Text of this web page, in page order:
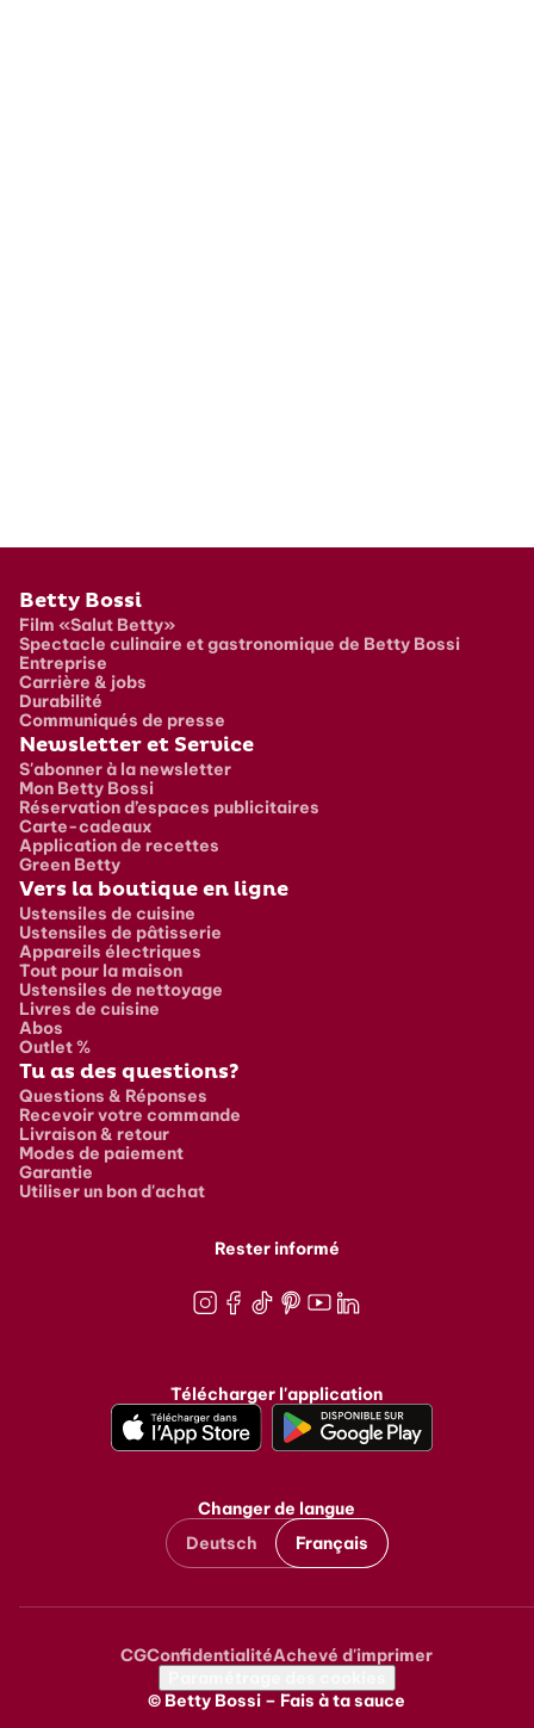
Pied de page
Betty Bossi
Film «Salut Betty»
Spectacle culinaire et gastronomique de Betty Bossi
Entreprise
Carrière & jobs
Durabilité
Communiqués de presse
Newsletter et Service
S'abonner à la newsletter
Mon Betty Bossi
Réservation d’espaces publicitaires
Carte-cadeaux
Application de recettes
Green Betty
Vers la boutique en ligne
Ustensiles de cuisine
Ustensiles de pâtisserie
Appareils électriques
Tout pour la maison
Ustensiles de nettoyage
Livres de cuisine
Abos
Outlet %
Tu as des questions?
Questions & Réponses
Recevoir votre commande
Livraison & retour
Modes de paiement
Garantie
Utiliser un bon d'achat
Rester informé
Télécharger l'application
Changer de langue
Deutsch
Français
Metanavigation
CGConfidentialitéAchevé d'imprimer
© Betty Bossi – Fais à ta sauce